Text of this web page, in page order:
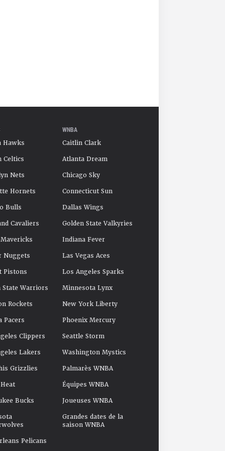
Hawks
Celtics
Nets
Hornets
Bulls
Cavaliers
Nuggets
Pistons
State Warriors
Rockets
Pacers
Clippers
Lakers
Grizzlies
Bucks
Pelicans
WNBA
Caitlin Clark
Atlanta Dream
Chicago Sky
Connecticut Sun
Dallas Wings
Golden State Valkyries
Indiana Fever
Las Vegas Aces
Los Angeles Sparks
Minnesota Lynx
New York Liberty
Phoenix Mercury
Seattle Storm
Washington Mystics
Palmarès WNBA
Équipes WNBA
Joueuses WNBA
Grandes dates de la
saison WNBA